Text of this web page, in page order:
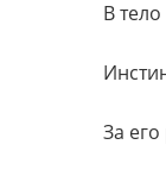
В
За